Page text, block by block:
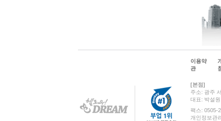
이용약
관
[본점]
주소: 광주
대표: 박설
팩스: 0505-
개인정보관